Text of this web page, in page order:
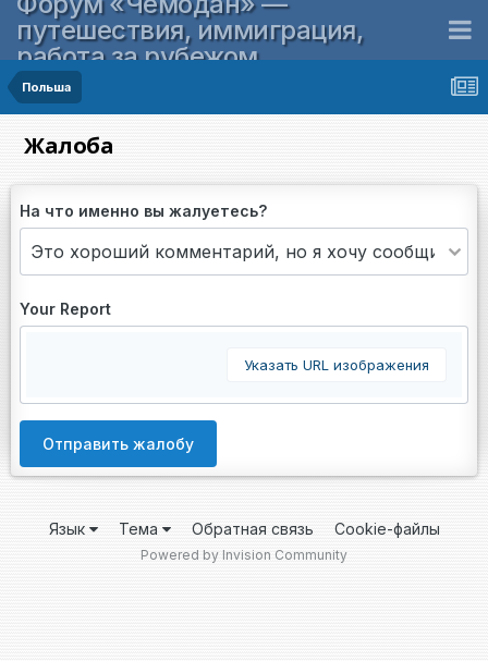
путешествия, иммиграция,
работа за рубежом
Польша
Жалоба
На что именно вы жалуетесь?
Your Report
Указать URL изображения
Отправить жалобу
Язык Тема Обратная связь Cookie-файлы
Powered by Invision Community